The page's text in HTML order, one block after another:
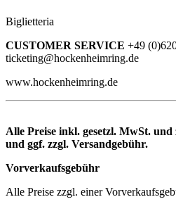
Biglietteria
CUSTOMER SERVICE +49
ticketing@hockenheimring.de
www.hockenheimring.de
Alle Preise inkl. gesetzl. MwSt.
und ggf. zzgl. Versandgebühr.
Vorverkaufsgebühr
Alle Preise zzgl. einer